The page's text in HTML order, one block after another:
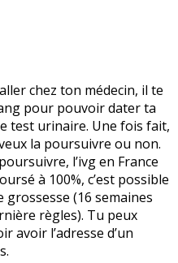
chez ton médecin, il te
pour pouvoir dater ta
test urinaire. Une fois fait,
la poursuivre ou non.
l’ivg en France
à 100%, c’est possible
grossesse (16 semaines
règles). Tu peux
avoir l’adresse d’un